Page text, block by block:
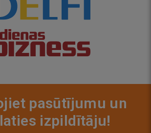
pasūtījumu un
izpildītāju!